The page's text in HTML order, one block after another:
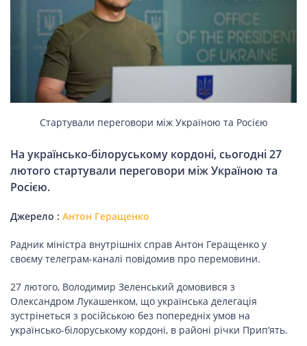
НОВИНИ СВІТУ
ВІЙСЬКОВІ НОВИНИ
НОВИНИ КУЛЬТУРИ
КАЛЕНДАР УГКЦ/РКЦ
Літургійні
читання
ПОДОРОЖІ
Стартували переговори між Україною та Росією
На українсько-білоруському кордоні, сьогодні 27
лютого стартували переговори між Україною та
Росією.
Джерело : Антон Геращенко
Радник міністра внутрішніх справ Антон Геращенко у
своєму телеграм-каналі повідомив про перемовини.
27 лютого, Володимир Зеленський домовився з
Олександром Лукашенком, що українська делегація
зустрінеться з російською без попередніх умов на
українсько-білоруському кордоні, в районі річки Прип’ять.